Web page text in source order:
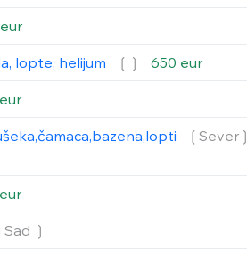
lopte, helijum ❲❳ 650 eur
❲Sever❳
❳